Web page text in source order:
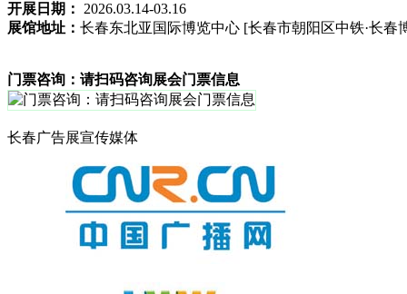
开展日期：
2026.03.14-03.16
展馆地址： 长春东北亚国际博览中心 [长春市朝阳区中铁·长春
门票咨询：请扫码咨询展会门票信息
长春广告展宣传媒体